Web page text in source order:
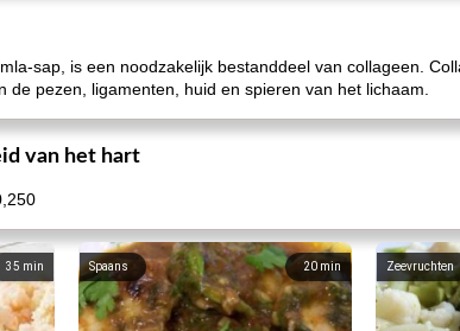
sap, is een noodzakelijk bestanddeel van collageen.
de pezen, ligamenten, huid en spieren van het lichaam.
van het hart
35 min 20 min
Spaans Zeevruchten